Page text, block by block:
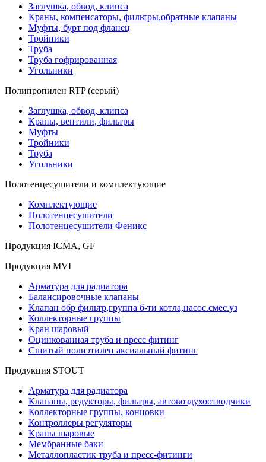
Заглушка, обвод, клипса
Краны, компенсаторы, фильтры,обратные клапаны
Муфты, бурт под фланец
Тройники
Труба
Труба гофрированная
Угольники
Полипропилен RTP (серый)
Заглушка, обвод, клипса
Краны, вентили, фильтры
Муфты
Тройники
Труба
Угольники
Полотенцесушители и комплектующие
Комплектующие
Полотенцесушители
Полотенцесушители Феникс
Продукция ICMA, GF
Продукция MVI
Арматура для радиатора
Балансировочные клапаны
Клапан обр фильтр,группа б-ти котла,насос.смес.уз
Коллекторные группы
Кран шаровый
Оцинкованная труба и пресс фитинг
Сшитый полиэтилен аксиальный фитинг
Продукция STOUT
Арматура для радиатора
Клапаны, редукторы, фильтры, автовоздухоотводчики
Коллекторные группы, концовки
Контроллеры регуляторы
Краны шаровые
Мембранные баки
Металлопластик труба и пресс-фитинги